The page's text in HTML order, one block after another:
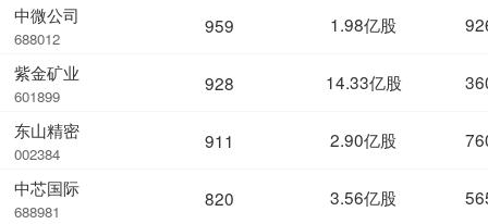
中微公司
688012
紫金矿业
601899
东山精密
002384
中芯国际
688981
959 1.98亿股
928 14.33亿股
911 2.90亿股
820 3.56亿股